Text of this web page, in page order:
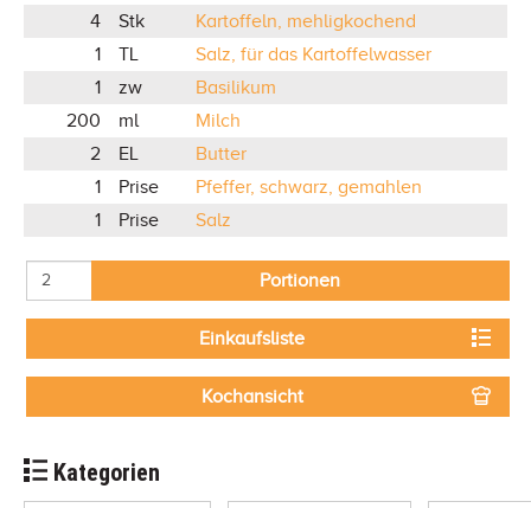
4
Stk
Kartoffeln, mehligkochend
1
TL
Salz, für das Kartoffelwasser
1
zw
Basilikum
200
ml
Milch
2
EL
Butter
1
Prise
Pfeffer, schwarz, gemahlen
1
Prise Salz
Portionen
Einkaufsliste
Kochansicht
Kategorien